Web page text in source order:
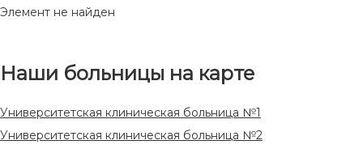
Элемент не найден
Наши больницы на карте
Университетская клиническая больница №1
Университетская клиническая больница №2